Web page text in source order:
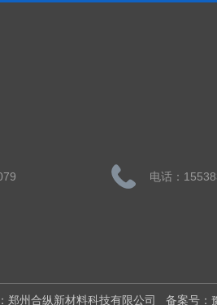
电话：
郑州合纵新材料科技有限公司 备案号：